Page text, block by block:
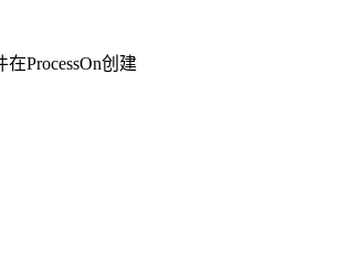
在ProcessOn创建